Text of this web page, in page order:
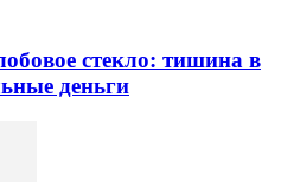
стекло: тишина в
деньги